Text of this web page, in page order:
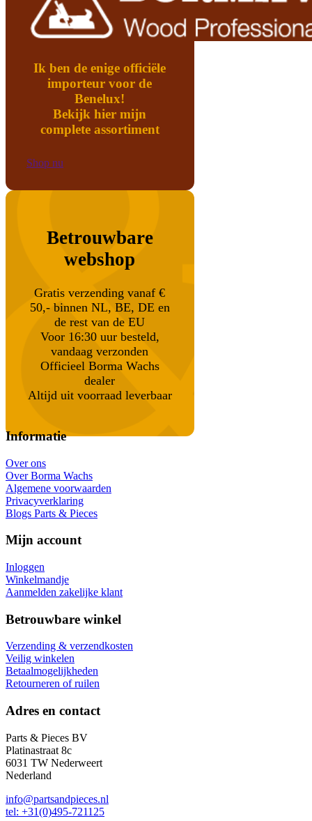
Ik ben de enige officiële
importeur voor de
Benelux!
Bekijk hier mijn
complete assortiment
Shop nu
Betrouwbare
webshop
Gratis verzending vanaf €
50,- binnen NL, BE, DE en
de rest van de EU
Voor 16:30 uur besteld,
vandaag verzonden
Officieel Borma Wachs
dealer
Altijd uit voorraad leverbaar
Informatie
Over ons
Over Borma Wachs
Algemene voorwaarden
Privacyverklaring
Blogs Parts & Pieces
Mijn account
Inloggen
Winkelmandje
Aanmelden zakelijke klant
Betrouwbare winkel
Verzending & verzendkosten
Veilig winkelen
Betaalmogelijkheden
Retourneren of ruilen
Adres en contact
Parts & Pieces BV
Platinastraat 8c
6031 TW Nederweert
Nederland
info@partsandpieces.nl
tel: +31(0)495-721125